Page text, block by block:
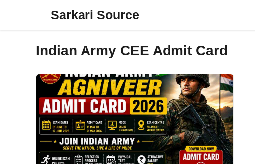
Sarkari Source
Indian Army CEE Admit Card